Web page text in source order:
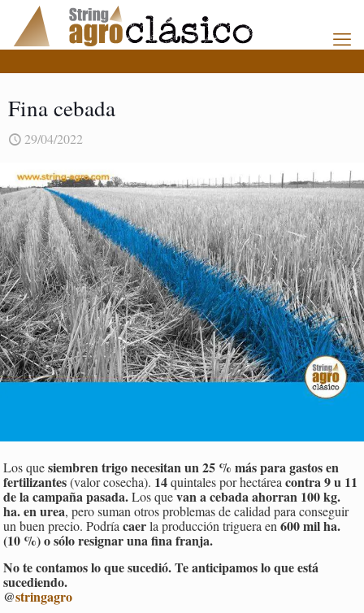
Fina cebada
29/04/2022
Los quesiembren trigo necesitan un 25 % más para gastos en
fertilizantes(valor cosecha). 14quintales por hectáreacontra 9 u 11
de la campaña pasada.Los quevan a cebada ahorran 100 kg.
ha. en urea, pero suman otros problemas de calidad para conseguir
un buen precio. Podríacaerla producción triguera en 600 mil ha.
(10 %) o sólo resignar una fina franja.
No te contamos lo que sucedió. Te anticipamos lo que está
sucediendo.
@stringagro